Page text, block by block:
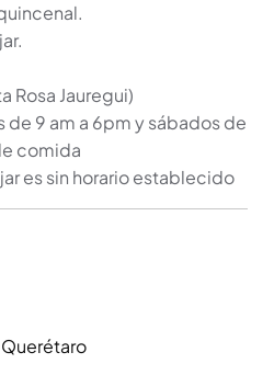
Rosa Jauregui)
de 9 am a 6pm y sábados de
comida
es sin horario establecido